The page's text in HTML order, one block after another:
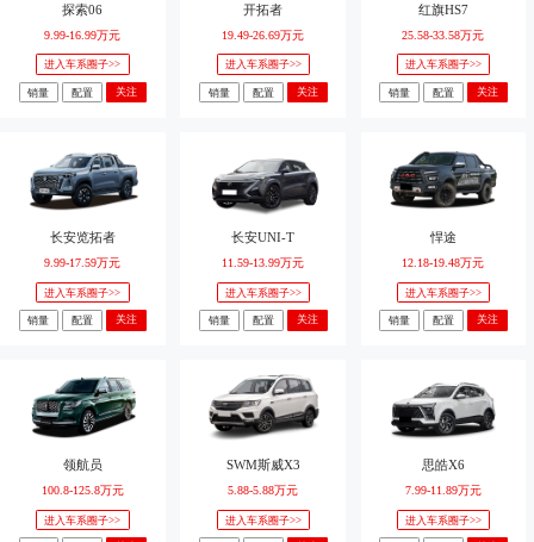
探索06
9.99-16.99万元
进入车系圈子>>
销量 配置 关注
开拓者
19.49-26.69万元
进入车系圈子>>
销量 配置 关注
红旗HS7
25.58-33.58万元
进入车系圈子>>
销量 配置 关注
长安览拓者
9.99-17.59万元
进入车系圈子>>
销量 配置 关注
长安UNI-T
11.59-13.99万元
进入车系圈子>>
销量 配置 关注
悍途
12.18-19.48万元
进入车系圈子>>
销量 配置 关注
领航员
100.8-125.8万元
进入车系圈子>>
SWM斯威X3
5.88-5.88万元
进入车系圈子>>
思皓X6
7.99-11.89万元
进入车系圈子>>